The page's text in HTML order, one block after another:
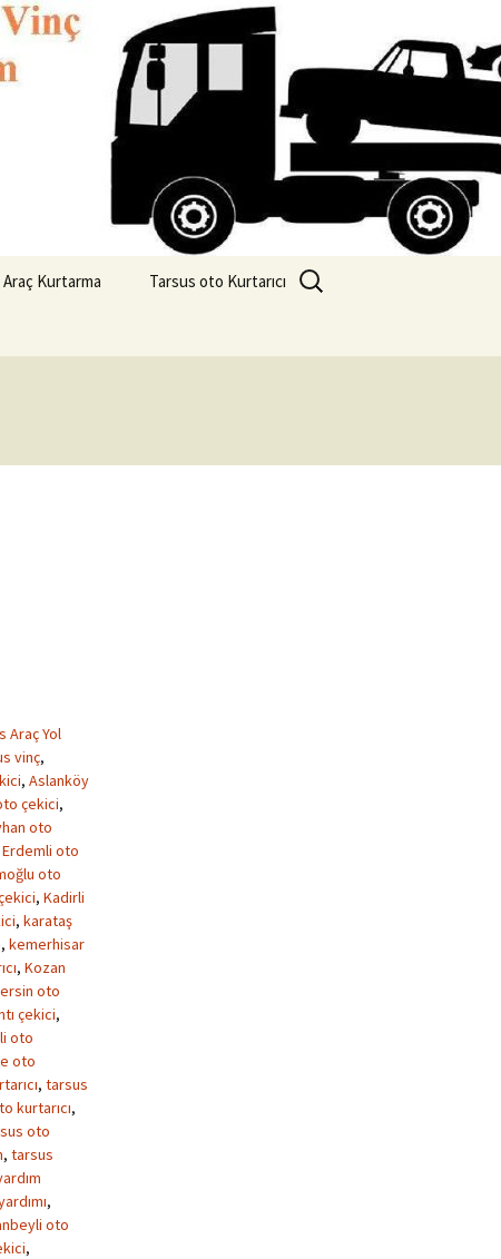
6082827
Kurtarma Tarsus oto Kurtarıcı Arama:
Araç Yol
vinç,
, Aslanköy
çekici,
oto
Erdemli oto
oto
, Kadirli
, karataş
, kemerhisar
, Kozan
oto
çekici,
oto
oto
, tarsus
kurtarıcı,
oto
, tarsus
,
oto
,